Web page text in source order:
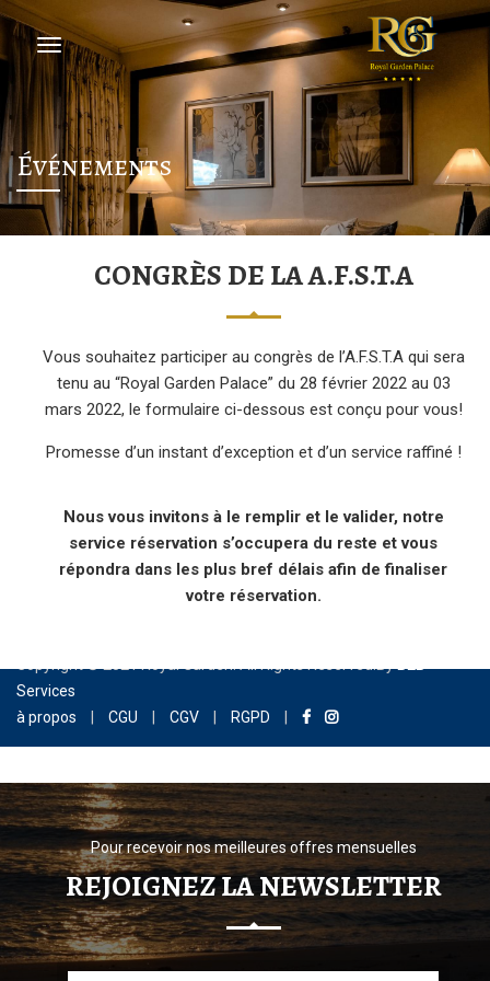
Événements
CONGRÈS DE LA A.F.S.T.A
Vous souhaitez participer au congrès de l’A.F.S.T.A qui sera
tenu au “Royal Garden Palace” du 28 février 2022 au 03
mars 2022, le formulaire ci-dessous est conçu pour vous!
Promesse d’un instant d’exception et d’un service raffiné !
Nous vous invitons à le remplir et le valider, notre
service réservation s’occupera du reste et vous
répondra dans les plus bref délais afin de finaliser
votre réservation.
Services
à propos
CGU CGV RGPD
Pour recevoir nos meilleures offres mensuelles
REJOIGNEZ LA NEWSLETTER